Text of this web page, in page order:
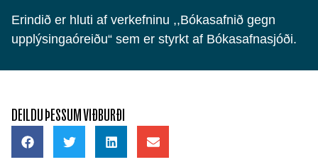
Erindið er hluti af verkefninu ,,Bókasafnið gegn
upplýsingaóreiðu“ sem er styrkt af Bókasafnasjóði.
DEILDU ÞESSUM VIÐBURÐI